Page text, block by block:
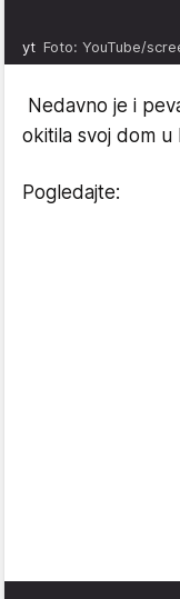
yt Foto: YouTube/
Nedavno je i
okitila svoj dom u
Pogledajte: